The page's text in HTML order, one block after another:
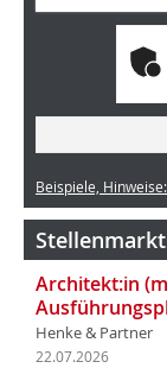
Beispiele,
Architekt:in
Henke & Partner
22.07.2026